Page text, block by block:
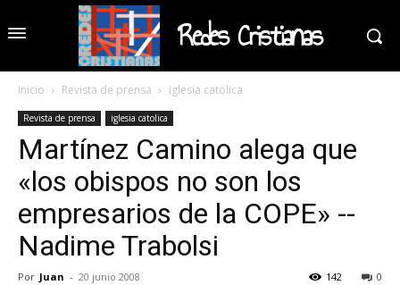
Redes Cristianas
Inicio Revista de prensa iglesia catolica
Revista de prensa iglesia catolica
Martínez Camino alega que
«los obispos no son los
empresarios de la COPE» --
Nadime Trabolsi
Por Juan - 20 junio 2008 0
142